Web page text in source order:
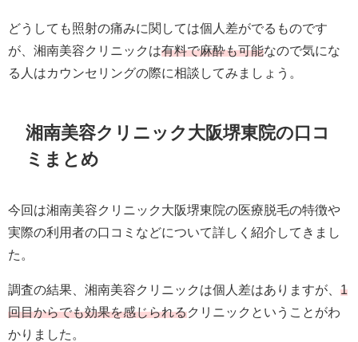
どうしても照射の痛みに関しては個人差がでるものです
が、湘南美容クリニックは有料で麻酔も可能なので気にな
る人はカウンセリングの際に相談してみましょう。
湘南美容クリニック大阪堺東院の口コ
ミまとめ
今回は湘南美容クリニック大阪堺東院の医療脱毛の特徴や
実際の利用者の口コミなどについて詳しく紹介してきまし
た。
調査の結果、湘南美容クリニックは個人差はありますが、 1
回目からでも効果を感じられるクリニックということがわ
かりました。